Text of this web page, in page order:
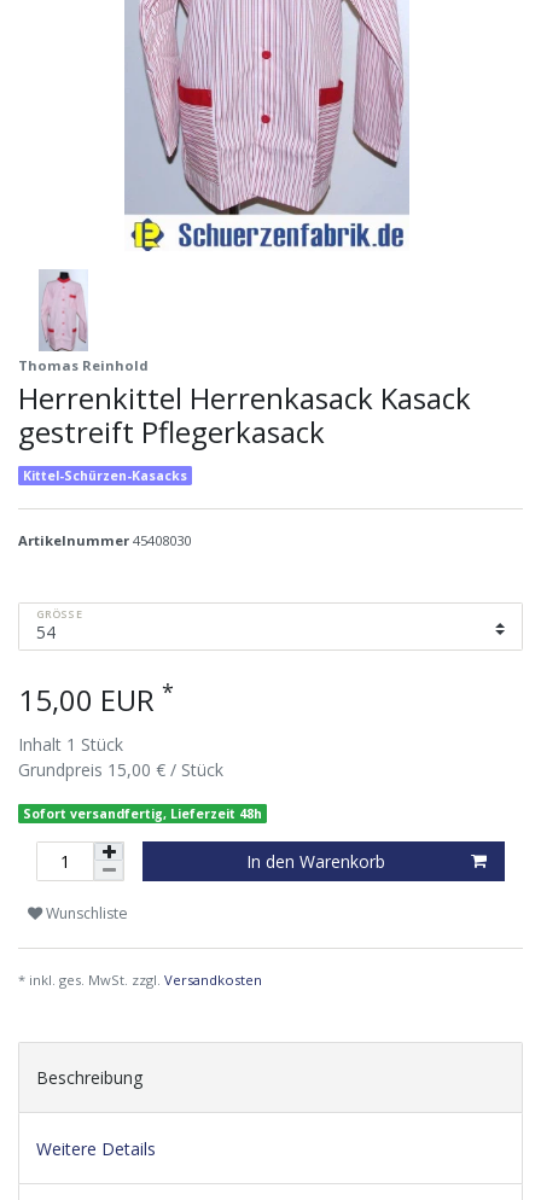
Thomas Reinhold
Herrenkittel Herrenkasack Kasack
gestreift Pflegerkasack
Kittel-Schürzen-Kasacks
Artikelnummer 45408030
GRÖSSE
15,00 EUR *
Inhalt 1 Stück
Grundpreis 15,00 € / Stück
Sofort versandfertig, Lieferzeit 48h
In den Warenkorb
Wunschliste
* inkl. ges. MwSt. zzgl. Versandkosten
Beschreibung
Weitere Details